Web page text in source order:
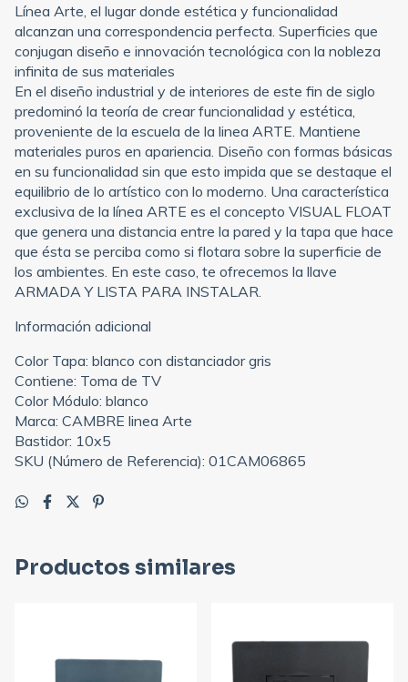
Línea Arte, el lugar donde estética y funcionalidad
alcanzan una correspondencia perfecta. Superficies que
conjugan diseño e innovación tecnológica con la nobleza
infinita de sus materiales
En el diseño industrial y de interiores de este fin de siglo
predominó la teoría de crear funcionalidad y estética,
proveniente de la escuela de la linea ARTE. Mantiene
materiales puros en apariencia. Diseño con formas básicas
en su funcionalidad sin que esto impida que se destaque el
equilibrio de lo artístico con lo moderno. Una característica
exclusiva de la línea ARTE es el concepto VISUAL FLOAT
que genera una distancia entre la pared y la tapa que hace
que ésta se perciba como si flotara sobre la superficie de
los ambientes. En este caso, te ofrecemos la llave
ARMADA Y LISTA PARA INSTALAR.
Información adicional
Color Tapa: blanco con distanciador gris
Contiene: Toma de TV
Color Módulo: blanco
Marca: CAMBRE linea Arte
Bastidor: 10x5
SKU (Número de Referencia): 01CAM06865
Productos similares